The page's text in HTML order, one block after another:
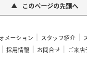
このページの先頭へ
メーション スタッフ紹介
採用情報 お問合せ
ご来店